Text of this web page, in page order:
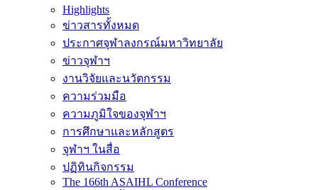
Highlights
ข่าวสารทั้งหมด
ประกาศจุฬาลงกรณ์มหาวิทยาลัย
ข่าวจุฬาฯ
งานวิจัยและนวัตกรรม
ความร่วมมือ
ความภูมิใจของจุฬาฯ
การศึกษาและหลักสูตร
จุฬาฯ ในสื่อ
ปฏิทินกิจกรรม
The 166th ASAIHL Conference